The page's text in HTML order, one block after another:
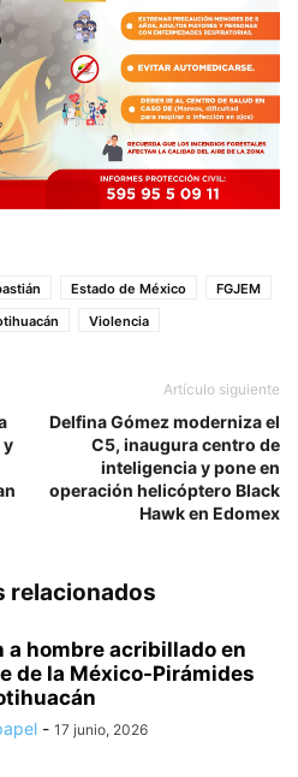
Estado de México
FGJEM
Violencia
y
Artículo siguiente
Delfina Gómez moderniza el
C5, inaugura centro de
inteligencia y pone en
operación helicóptero Black
Hawk en Edomex
relacionados
a hombre acribillado en
de la México-Pirámides
- 17 junio, 2026